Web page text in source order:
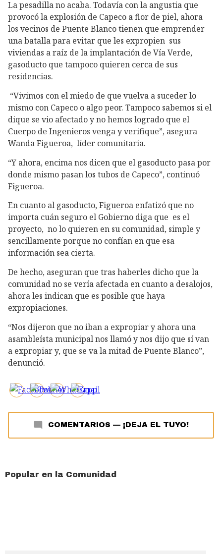
La pesadilla no acaba. Todavía con la angustia que
provocó la explosión de Capeco a flor de piel, ahora
los vecinos de Puente Blanco tienen que emprender
una batalla para evitar que les expropien sus
viviendas a raíz de la implantación de Vía Verde,
gasoducto que tampoco quieren cerca de sus
residencias.
“Vivimos con el miedo de que vuelva a suceder lo
mismo con Capeco o algo peor. Tampoco sabemos si el
dique se vio afectado y no hemos logrado que el
Cuerpo de Ingenieros venga y verifique”, asegura
Wanda Figueroa, líder comunitaria.
“Y ahora, encima nos dicen que el gasoducto pasa por
donde mismo pasan los tubos de Capeco”, continuó
Figueroa.
En cuanto al gasoducto, Figueroa enfatizó que no
importa cuán seguro el Gobierno diga que es el
proyecto, no lo quieren en su comunidad, simple y
sencillamente porque no confían en que esa
información sea cierta.
De hecho, aseguran que tras haberles dicho que la
comunidad no se vería afectada en cuanto a desalojos,
ahora les indican que es posible que haya
expropiaciones.
“Nos dijeron que no iban a expropiar y ahora una
asambleísta municipal nos llamó y nos dijo que sí van
a expropiar y, que se va la mitad de Puente Blanco”,
denunció.
COMENTARIOS — ¡DEJA EL TUYO!
Popular en la Comunidad